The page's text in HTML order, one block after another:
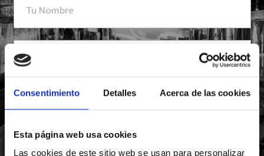
Consentimiento Detalles Acerca de las cookies
Esta página web usa cookies
Las cookies de este sitio web se usan para personalizar
*Suscribiéndote aceptas nuestra política de privacidad